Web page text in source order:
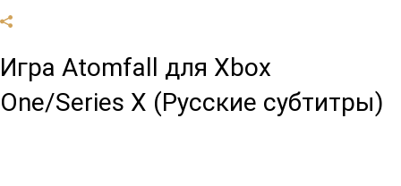
Игра Atomfall для Xbox
One/Series X (Русские субтитры)